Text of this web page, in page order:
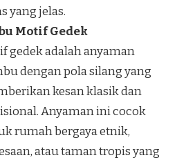
yang jelas.
Motif Gedek
gedek adalah anyaman
dengan pola silang yang
kesan klasik dan
Anyaman ini cocok
rumah bergaya etnik,
atau taman tropis yang